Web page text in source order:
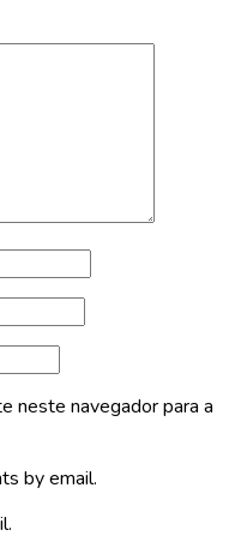
neste navegador para a
by email.